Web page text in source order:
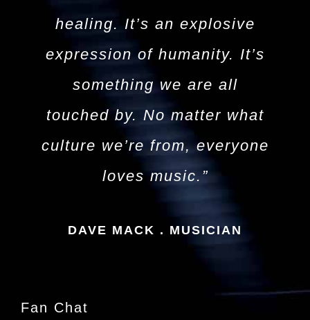
healing. It’s an explosive
expression of humanity. It’s
something we are all
touched by. No matter what
culture we’re from, everyone
loves music.”
DAVE MACK . MUSICIAN
Fan Chat